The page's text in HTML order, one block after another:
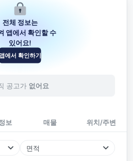
25길 23-2
공고가 없어요
보 매물 위치/주변
면적
전체 정보는
앱에서 확인할 수
있어요!
에서 확인하기